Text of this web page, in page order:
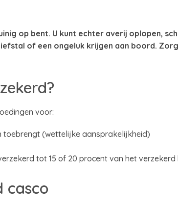
op bent. U kunt echter averij oplopen,
of een ongeluk krijgen aan boord.
voor:
toebrengt (wettelijke aansprakelijkheid)
tot 15 of 20 procent van het
casco